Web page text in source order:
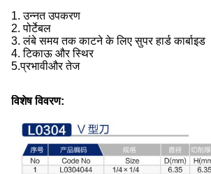
1. उन्नत उपकरण
2. पोर्टेबल
3. लंबे समय तक काटने के लिए सुपर हार्ड कार्बाइड
4. टिकाऊ और स्थिर
5.प्रभावीऔर तेज
विशेष विवरण: